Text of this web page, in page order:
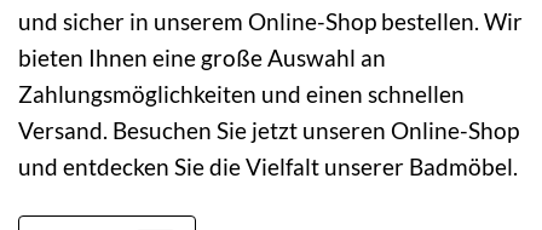
und sicher in unserem Online-Shop bestellen. Wir
bieten Ihnen eine große Auswahl an
Zahlungsmöglichkeiten und einen schnellen
Versand. Besuchen Sie jetzt unseren Online-Shop
und entdecken Sie die Vielfalt unserer Badmöbel.